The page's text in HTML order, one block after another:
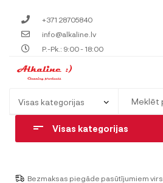
+371 28705840
info@alkaline.lv
P.-Pk.: 9:00 - 18:00
Visas kategorijas
Bezmaksas piegāde pasūtījumiem virs